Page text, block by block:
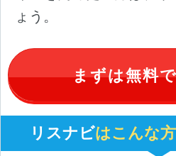
ょう。
まずは無料
リスナビはこんな